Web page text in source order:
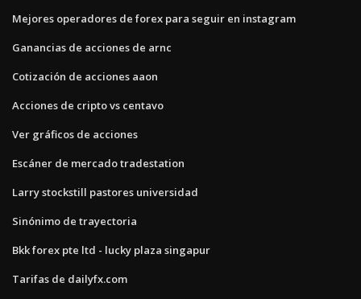
Mejores operadores de forex para seguir en instagram
Ganancias de acciones de arnc
Cotización de acciones aaon
Acciones de cripto vs centavo
Ver gráficos de acciones
Escáner de mercado tradestation
Larry stockstill pastores universidad
Sinónimo de trayectoria
Bkk forex pte ltd - lucky plaza singapur
Tarifas de dailyfx.com